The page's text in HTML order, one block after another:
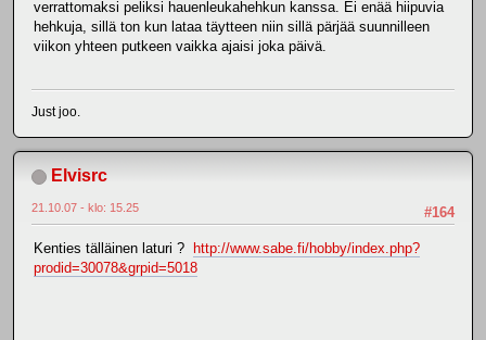
verrattomaksi peliksi hauenleukahehkun kanssa. Ei enää hiipuvia
hehkuja, sillä ton kun lataa täytteen niin sillä pärjää suunnilleen
viikon yhteen putkeen vaikka ajaisi joka päivä.
Just joo.
Elvisrc
#164
21.10.07 - klo: 15.25
Kenties tälläinen laturi ?
http://www.sabe.fi/hobby/index.php?
prodid=30078&grpid=5018